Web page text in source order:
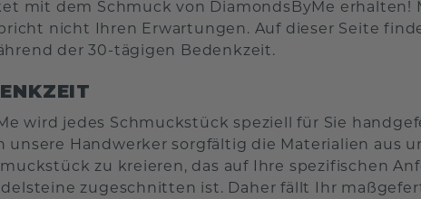
mit dem Schmuck von DiamondsByMe
nicht Ihren Erwartungen. Auf dieser Seite
der 30-tägigen Bedenkzeit.
wird jedes Schmuckstück speziell für Sie
unsere Handwerker sorgfältig die Materialien aus
zu kreieren, das auf Ihre spezifischen
zugeschnitten ist. Daher fällt Ihr